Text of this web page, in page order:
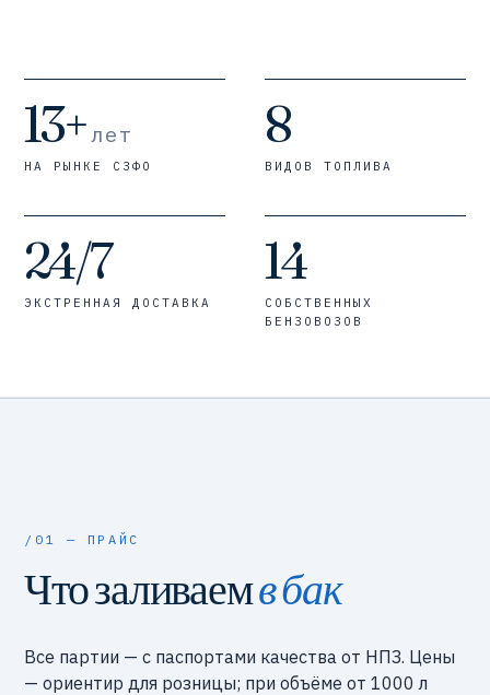
13+лет
НА РЫНКЕ СЗФО
8
ВИДОВ ТОПЛИВА
24/7
ЭКСТРЕННАЯ ДОСТАВКА
14
СОБСТВЕННЫХ
БЕНЗОВОЗОВ
/01 — ПРАЙС
Что заливаемв бак
Все партии — с паспортами качества от НПЗ. Цены
— ориентир для розницы; при объёме от 1000 л